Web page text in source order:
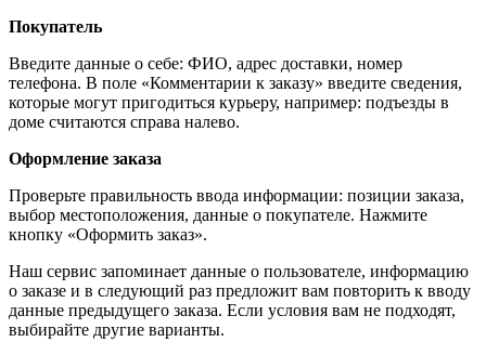
Покупатель
Введите данные о себе: ФИО, адрес доставки, номер
телефона. В поле «Комментарии к заказу» введите сведения,
которые могут пригодиться курьеру, например: подъезды в
доме считаются справа налево.
Оформление заказа
Проверьте правильность ввода информации: позиции заказа,
выбор местоположения, данные о покупателе. Нажмите
кнопку «Оформить заказ».
Наш сервис запоминает данные о пользователе, информацию
о заказе и в следующий раз предложит вам повторить к вводу
данные предыдущего заказа. Если условия вам не подходят,
выбирайте другие варианты.